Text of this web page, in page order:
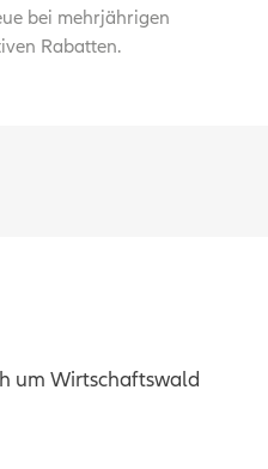
bei mehrjährigen
Rabatten.
um Wirtschaftswald